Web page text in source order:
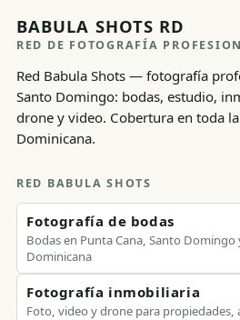
BABULA SHOTS RD
RED DE FOTOGRAFÍA
Red Babula Shots — fotografía
Santo Domingo: bodas, estudio,
drone y video. Cobertura en toda
Dominicana.
RED BABULA SHOTS
Fotografía de bodas
Bodas en Punta Cana, Santo Domingo
Dominicana
Fotografía inmobiliaria
Foto, video y drone para propiedades,